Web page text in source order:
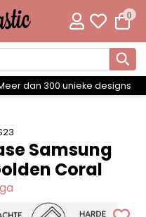
0
designs
Samsung
Coral